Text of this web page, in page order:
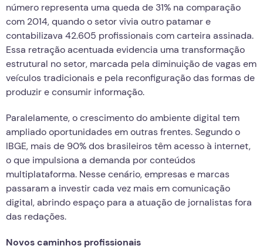
número representa uma queda de 31% na comparação
com 2014, quando o setor vivia outro patamar e
contabilizava 42.605 profissionais com carteira assinada.
Essa retração acentuada evidencia uma transformação
estrutural no setor, marcada pela diminuição de vagas em
veículos tradicionais e pela reconfiguração das formas de
produzir e consumir informação.
Paralelamente, o crescimento do ambiente digital tem
ampliado oportunidades em outras frentes. Segundo o
IBGE, mais de 90% dos brasileiros têm acesso à internet,
o que impulsiona a demanda por conteúdos
multiplataforma. Nesse cenário, empresas e marcas
passaram a investir cada vez mais em comunicação
digital, abrindo espaço para a atuação de jornalistas fora
das redações.
Novos caminhos profissionais